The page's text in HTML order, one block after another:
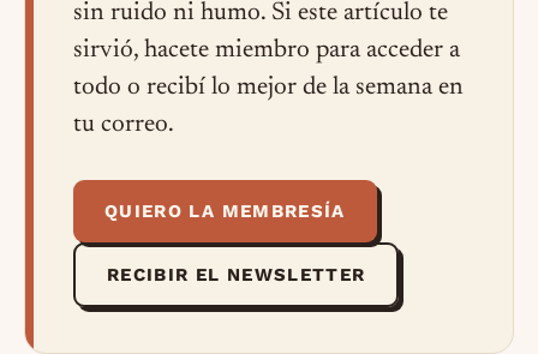
sin ruido ni humo. Si este artículo te
sirvió, hacete miembro para acceder a
todo o recibí lo mejor de la semana en
tu correo.
QUIERO LA MEMBRESÍA
RECIBIR EL NEWSLETTER